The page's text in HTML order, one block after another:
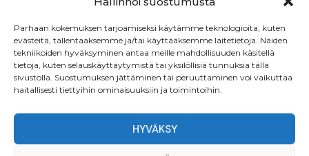
Parhaan kokemuksen tarjoamiseksi käytämme teknologioita, kuten
evästeitä, tallentaaksemme ja/tai käyttääksemme laitetietoja. Näiden
tekniikoiden hyväksyminen antaa meille mahdollisuuden käsitellä
tietoja, kuten selauskäyttäytymistä tai yksilöllisiä tunnuksia tällä
sivustolla. Suostumuksen jättäminen tai peruuttaminen voi vaikuttaa
haitallisesti tiettyihin ominaisuuksiin ja toimintoihin.
HYVÄKSY
Toimitukset
Toimitamme osat perille toimitusperiaatteella siihen
osan toimitettavan.
Toimitusaika on yleensä noin yksi (1) viikko tilauspäivästä.
Toimitus- & takuuehdot